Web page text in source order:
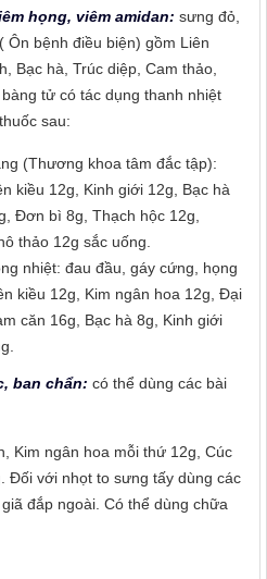
họng, viêm amidan: sưng đỏ,
Ôn bệnh điều biện) gồm Liên
Bạc hà, Trúc diệp, Cam thảo,
tử có tác dụng thanh nhiệt
sau:
(Thương khoa tâm đắc tập):
kiều 12g, Kinh giới 12g, Bạc hà
Đơn bì 8g, Thạch hộc 12g,
thảo 12g sắc uống.
nhiệt: đau đầu, gáy cứng, họng
kiều 12g, Kim ngân hoa 12g, Đại
căn 16g, Bạc hà 8g, Kinh giới
ban chẩn: có thể dùng các bài
Kim ngân hoa mỗi thứ 12g, Cúc
Đối với nhọt to sưng tấy dùng các
đắp ngoài. Có thể dùng chữa